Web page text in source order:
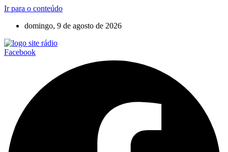
Ir para o conteúdo
domingo, 9 de agosto de 2026
Facebook